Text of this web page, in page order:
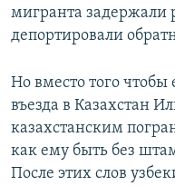
мигранта задержали
депортировали
Но вместо того чтобы
въезда в Казахстан
казахстанским
как ему быть без
После этих слов